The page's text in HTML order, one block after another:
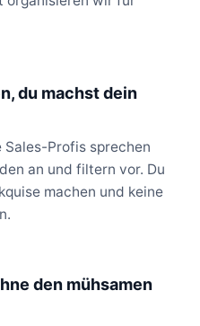
du machst dein
Profis sprechen
an und filtern vor. Du
machen und keine
den mühsamen